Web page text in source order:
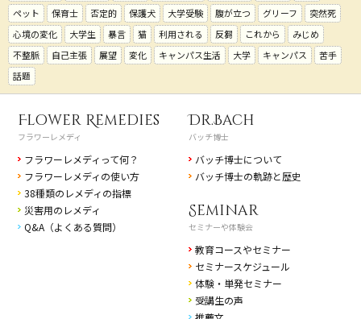
ペット
保育士 否定的 保護犬 大学受験 腹が立つ グリーフ
突然死
心境の変化
大学生 暴言 猫 利用される 反芻 これから
みじめ
不整脈
自己主張 展望 変化 キャンパス生活 大学 キャンパス
苦手
話題
Flower Remedies
フラワーレメディ
フラワーレメディって何？
フラワーレメディの使い方
38種類のレメディの指標
災害用のレメディ
Q&A（よくある質問）
Dr.Bach
バッチ博士
バッチ博士について
バッチ博士の軌跡と歴史
Seminar
セミナーや体験会
教育コースやセミナー
セミナースケジュール
体験・単発セミナー
受講生の声